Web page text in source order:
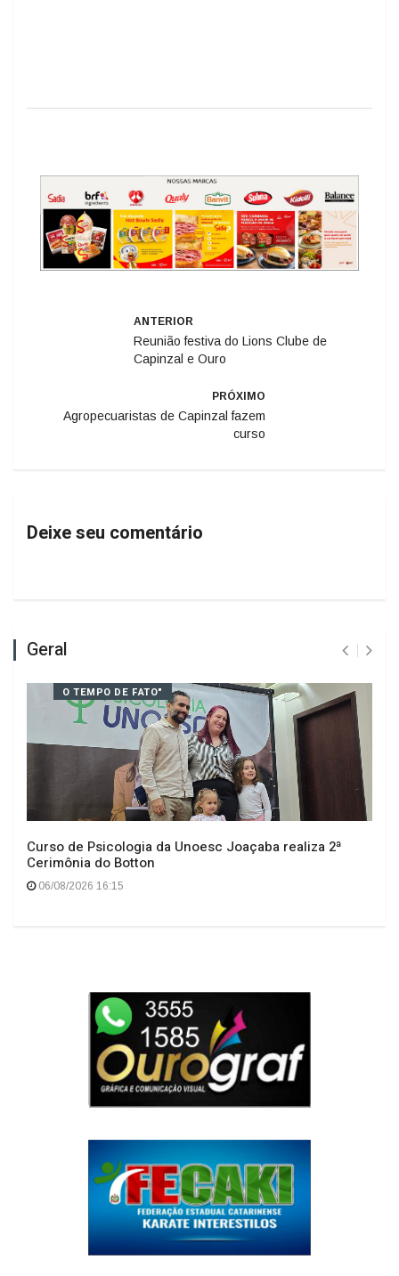
ANTERIOR
Reunião festiva do Lions Clube de
Capinzal e Ouro
PRÓXIMO
Agropecuaristas de Capinzal fazem
curso
Deixe seu comentário
Geral
O TEMPO DE FATO"
Curso de Psicologia da Unoesc Joaçaba realiza 2ª
Cerimônia do Botton
06/08/2026 16:15